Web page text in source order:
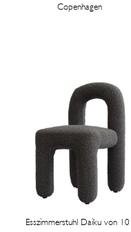
Copenhagen
Esszimmerstuhl Daiku von 101